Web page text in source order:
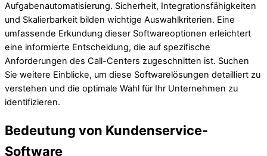
Aufgabenautomatisierung. Sicherheit, Integrationsfähigkeiten
und Skalierbarkeit bilden wichtige Auswahlkriterien. Eine
umfassende Erkundung dieser Softwareoptionen erleichtert
eine informierte Entscheidung, die auf spezifische
Anforderungen des Call-Centers zugeschnitten ist. Suchen
Sie weitere Einblicke, um diese Softwarelösungen detailliert zu
verstehen und die optimale Wahl für Ihr Unternehmen zu
identifizieren.
Bedeutung von Kundenservice-
Software